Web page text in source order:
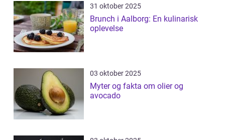
31 oktober 2025
Brunch i Aalborg: En kulinarisk
oplevelse
03 oktober 2025
Myter og fakta om olier og
avocado